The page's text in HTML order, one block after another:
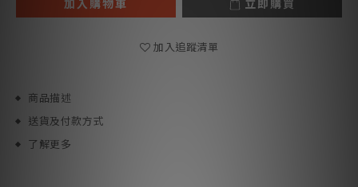
加入購物車 立即購買
加入追蹤清單
商品描述
送貨及付款方式
了解更多